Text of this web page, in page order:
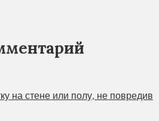
на стене или полу, не повредив